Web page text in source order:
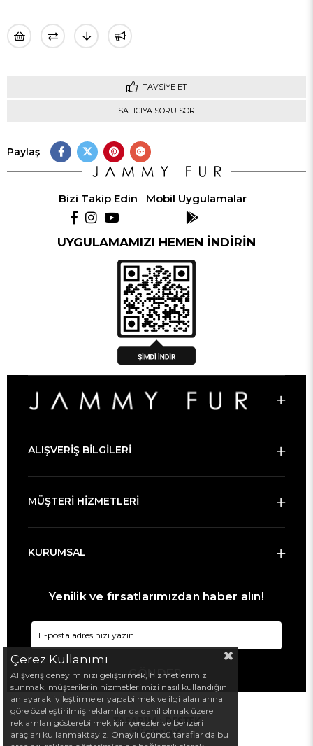
TAVSIYE ET
SATICIYA SORU SOR
Paylaş
Bizi Takip Edin Mobil Uygulamalar
UYGULAMAMIZI HEMEN İNDİRİN
ALIŞVERİŞ BİLGİLERİ
MÜŞTERİ HİZMETLERİ
KURUMSAL
Yenilik ve fırsatlarımızdan haber alın!
GÖNDER
TASARIM :DESTEK
Çerez Kullanımı
Alışveriş deneyiminizi geliştirmek, hizmetlerimizi
sunmak, müşterilerin hizmetlerimizi nasıl kullandığını
anlayarak iyileştirmeler yapabilmek ve ilgi alanlarına
göre özelleştirilmiş reklamlar da dahil olmak üzere
reklamları gösterebilmek için çerezler ve benzeri
araçları kullanmaktayız. Onaylı üçüncü taraflar da bu